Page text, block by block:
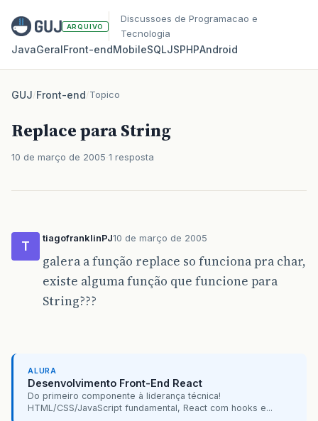
ARQUIVO
Discussoes de Programacao e
Tecnologia
JavaGeralFront‑endMobileSQLJSPHPAndroid
GUJ/Front-end/Topico
Replace para String
10 de março de 2005 1 resposta
T
tiagofranklinPJ10 de março de 2005
galera a função replace so funciona pra char,
existe alguma função que funcione para
String???
ALURA
Desenvolvimento Front-End React
Do primeiro componente à liderança técnica!
HTML/CSS/JavaScript fundamental, React com hooks e...